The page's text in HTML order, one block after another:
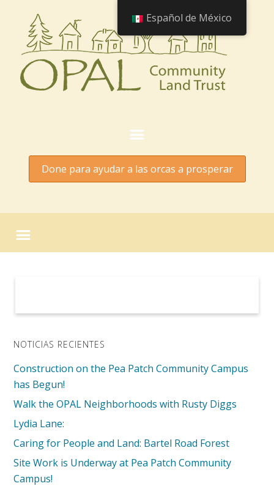
Done para ayudar a las orcas a prosperar
NOTICIAS RECIENTES
Construction on the Pea Patch Community Campus
has Begun!
Walk the OPAL Neighborhoods with Rusty Diggs
Lydia Lane:
Caring for People and Land: Bartel Road Forest
Site Work is Underway at Pea Patch Community
Campus!
Español de México